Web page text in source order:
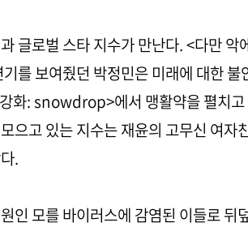
글로벌 스타 지수가 만난다. <다만
를 보여줬던 박정민은 미래에 대한
화: snowdrop>에서 맹활약을 펼치고
으고 있는 지수는 재윤의 고무신 여자
.
인 모를 바이러스에 감염된 이들로 뒤